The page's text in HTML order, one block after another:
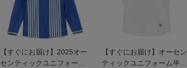
【すぐにお届け】2025オー
センティックユニフォーム
【すぐにお届け】オーセン
ティックユニフォーム半袖